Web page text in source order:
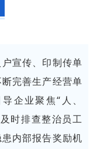
宣传、印制传单
完善生产经营单
企业聚焦“人、
时排查整治员工
内部报告奖励机